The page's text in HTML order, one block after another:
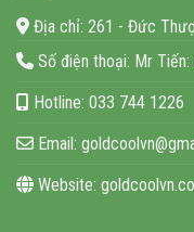
Địa chỉ: 261 - Đức
Số điện thoại: Mr
Hotline: 033 744 1226
Email:
Website: